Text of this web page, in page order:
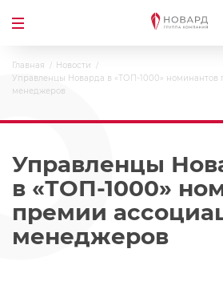
Главная
Новости
Управленцы Новарда в «ТОП-1000» номинантов
менеджеров
Управленцы
в «ТОП-1000»
премии
менеджеров